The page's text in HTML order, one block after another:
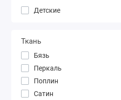
Детские
Ткань
Бязь
Перкаль
Поплин
Сатин